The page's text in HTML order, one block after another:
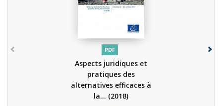
PDF
Aspects juridiques et
pratiques des
alternatives efficaces à
la... (2018)